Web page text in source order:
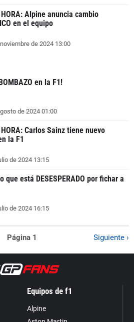
Alpine anuncia cambio
en el equipo
de 2024 13:00
en la F1!
de 2024 01:00
Carlos Sainz tiene nuevo
la F1
de 2024 13:15
que está DESESPERADO por fichar a
de 2024 16:15
Página 1 Siguiente ›
Equipos de f1
Alpine